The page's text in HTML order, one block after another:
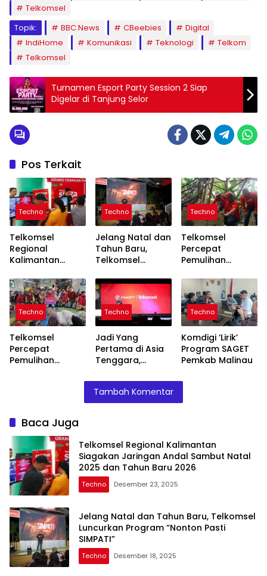
Telkomsel
Topik:
BBC News CBeebies
Digital
IndiHome
Komunikasi Teknologi
Telkom
Telkomsel
Turnamen Esport Party Session 2 Siap
Digelar di Tanjung Selor
Pos Terkait
Techno
Telkomsel
Regional
Kalimantan
Jaringan Andal
Sambut Natal
2025 dan Tahun
Baru 2026
Techno
Jelang Natal dan
Tahun Baru,
Telkomsel
Program “Nonton
Pasti SIMPATI”
Techno
Telkomsel
Percepat
Pemulihan
Provinsi
Terdampak
Bencana
Techno
Telkomsel
Percepat
Pemulihan
di Aceh, Sumut,
dan Sumbar
Techno
Jadi Yang
Pertama di Asia
Tenggara,
OpenAI
Luncurkan Paket
Bundling
Tenggara
Techno
Komdigi ‘Lirik’
Program SAGET
Pemkab Malinau
Tambah Komentar
Baca Juga
Telkomsel Regional Kalimantan
Siagakan Jaringan Andal Sambut Natal
2025 dan Tahun Baru 2026
Techno Desember 23, 2025
Jelang Natal dan Tahun Baru, Telkomsel
Luncurkan Program “Nonton Pasti
SIMPATI”
Techno Desember 18, 2025